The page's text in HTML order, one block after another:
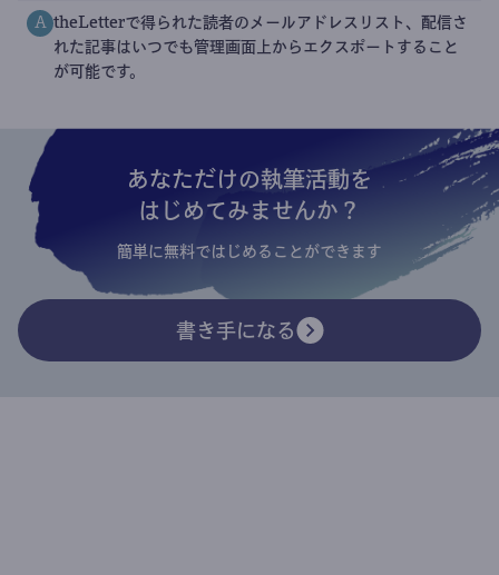
A theLetterで得られた読者のメールアドレスリスト、配信さ
れた記事はいつでも管理画面上からエクスポートすること
が可能です。
あなただけの執筆活動を
はじめてみませんか？
簡単に無料ではじめることができます
書き手になる